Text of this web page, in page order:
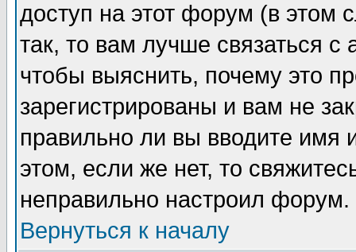
доступ на этот форум (в этом
так, то вам лучше связаться
чтобы выяснить, почему это
зарегистрированы и вам не
правильно ли вы вводите
этом, если же нет, то
неправильно настроил форум.
Вернуться к началу